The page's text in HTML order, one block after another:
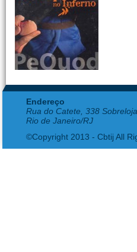
Endereço
Rua do Catete, 338
Rio de Janeiro/RJ
©Copyright 2013 - Cbtij All